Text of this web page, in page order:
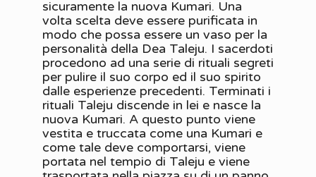
sicuramente la nuova Kumari. Una
volta scelta deve essere purificata in
modo che possa essere un vaso per la
personalità della Dea Taleju. I sacerdoti
procedono ad una serie di rituali segreti
per pulire il suo corpo ed il suo spirito
dalle esperienze precedenti. Terminati i
rituali Taleju discende in lei e nasce la
nuova Kumari. A questo punto viene
vestita e truccata come una Kumari e
come tale deve comportarsi, viene
portata nel tempio di Taleju e viene